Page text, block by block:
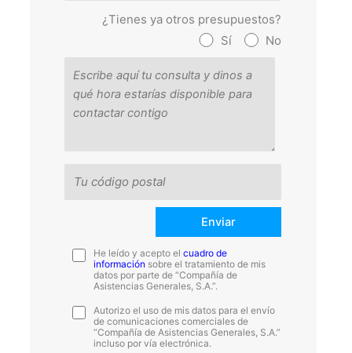
¿Tienes ya otros presupuestos?
Sí
No
He leído y acepto elcuadro de
información sobre el tratamiento de mis
datos por parte de “Compañía de
Asistencias Generales, S.A.”.
Autorizo el uso de mis datos para el envío
de comunicaciones comerciales de
“Compañía de Asistencias Generales, S.A.”
incluso por vía electrónica.